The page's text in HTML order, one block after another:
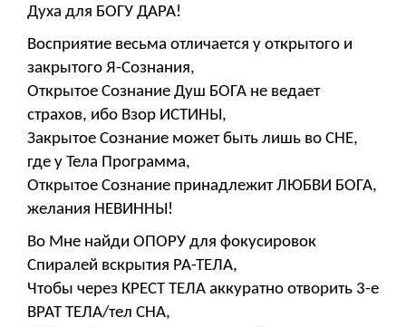
Духа для БОГУ ДАРА!
Восприятие весьма отличается у открытого и
закрытого Я-Сознания,
Открытое Сознание Душ БОГА не ведает
страхов, ибо Взор ИСТИНЫ,
Закрытое Сознание может быть лишь во СНЕ,
где у Тела Программа,
Открытое Сознание принадлежит ЛЮБВИ БОГА,
желания НЕВИННЫ!
Во Мне найди ОПОРУ для фокусировок
Спиралей вскрытия РА-ТЕЛА,
Чтобы через КРЕСТ ТЕЛА аккуратно отворить 3-е
ВРАТ ТЕЛА/тел СНА,